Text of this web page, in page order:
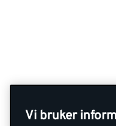
Vi bruker